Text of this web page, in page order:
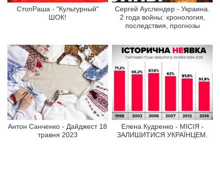
СтопРаша - "Культурный"
ШОК!
Сергей Ауслендер - Украина.
2 года войны: хронология,
последствия, прогнозы
Антон Санченко - Дайджест 18
травня 2023
Елена Кудренко - МІСІЯ -
ЗАЛИШИТИСЯ УКРАЇНЦЕМ.